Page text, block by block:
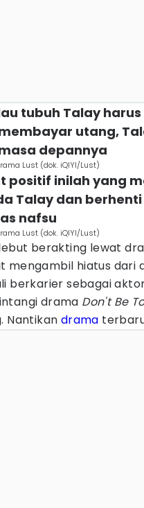
tubuh Talay
utang,
depannya
Lust (dok. iQIYI/Lust)
positif inilah yang
Talay dan
nafsu
Lust (dok. iQIYI/Lust)
berakting lewat
mengambil hiatus dari
berkarier sebagai
drama Don't Be
Nantikan drama